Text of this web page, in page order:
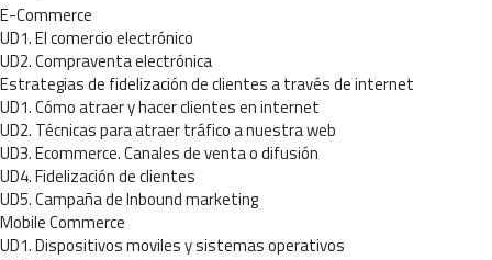
E-Commerce
UD1. El comercio electrónico
UD2. Compraventa electrónica
Estrategias de fidelización de clientes a través de internet
UD1. Cómo atraer y hacer clientes en internet
UD2. Técnicas para atraer tráfico a nuestra web
UD3. Ecommerce. Canales de venta o difusión
UD4. Fidelización de clientes
UD5. Campaña de Inbound marketing
Mobile Commerce
UD1. Dispositivos moviles y sistemas operativos